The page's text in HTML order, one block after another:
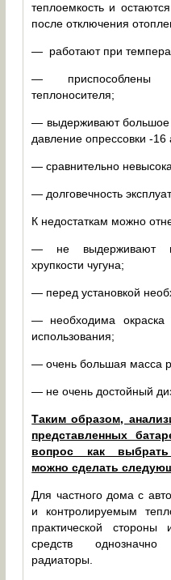
теплоемкость и
после отключения
— работают при
— приспособлены
теплоносителя;
— выдерживают
давление опрессовки -16
— сравнительно
— долговечность
К недостаткам можно
— не выдерживают
хрупкости чугуна;
— перед установкой
— необходима окраска
использования;
— очень большая масса
— не очень достойный
Таким образом,
представленных
вопрос как
можно сделать
Для частного дома с
и контролируемым
практической
средств
радиаторы.